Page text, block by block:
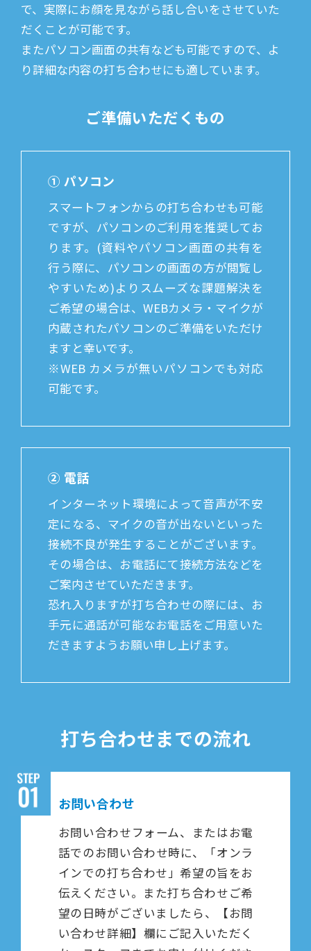
で、実際にお顔を見ながら話し合いをさせていた
だくことが可能です。
またパソコン画面の共有なども可能ですので、よ
り詳細な内容の打ち合わせにも適しています。
ご準備いただくもの
① パソコン
スマートフォンからの打ち合わせも可能
ですが、パソコンのご利用を推奨してお
ります。(資料やパソコン画面の共有を
行う際に、パソコンの画面の方が閲覧し
やすいため)よりスムーズな課題解決を
ご希望の場合は、WEBカメラ・マイクが
内蔵されたパソコンのご準備をいただけ
ますと幸いです。
※WEB カメラが無いパソコンでも対応
可能です。
② 電話
インターネット環境によって音声が不安
定になる、マイクの音が出ないといった
接続不良が発生することがございます。
その場合は、お電話にて接続方法などを
ご案内させていただきます。
恐れ入りますが打ち合わせの際には、お
手元に通話が可能なお電話をご用意いた
だきますようお願い申し上げます。
打ち合わせまでの流れ
お問い合わせ
お問い合わせフォーム、またはお電
話でのお問い合わせ時に、「オンラ
インでの打ち合わせ」希望の旨をお
伝えください。また打ち合わせご希
望の日時がございましたら、【お問
い合わせ詳細】欄にご記入いただく